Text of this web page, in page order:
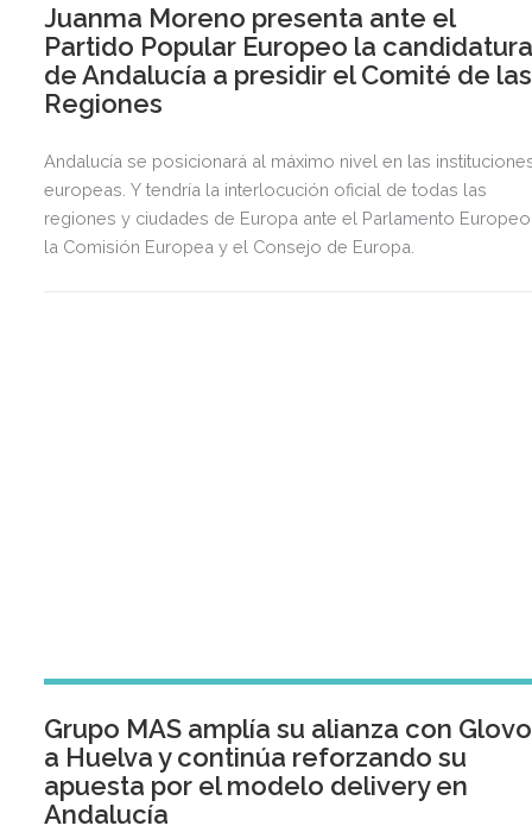
Juanma Moreno presenta ante el
Partido Popular Europeo la
de Andalucía a presidir el Comité de las
Regiones
Andalucía se posicionará al máximo nivel en las
europeas. Y tendría la interlocución oficial de todas las
regiones y ciudades de Europa ante el Parlamento
la Comisión Europea y el Consejo de Europa.
Grupo MAS amplía su alianza con Glovo
a Huelva y continúa reforzando su
apuesta por el modelo delivery en
Andalucía